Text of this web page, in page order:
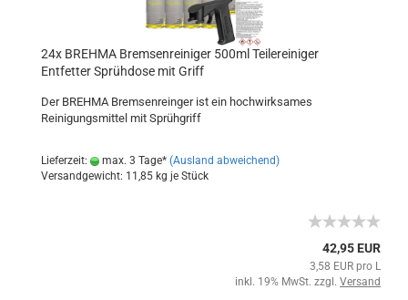
24x BREHMA Bremsenreiniger 500ml Teilereiniger
Entfetter Sprühdose mit Griff
Der BREHMA Bremsenreinger ist ein hochwirksames
Reinigungsmittel mit Sprühgriff
Lieferzeit: max. 3 Tage* (Ausland abweichend)
Versandgewicht: 11,85 kg je Stück
42,95 EUR
3,58 EUR pro L
inkl. 19% MwSt. zzgl. Versand